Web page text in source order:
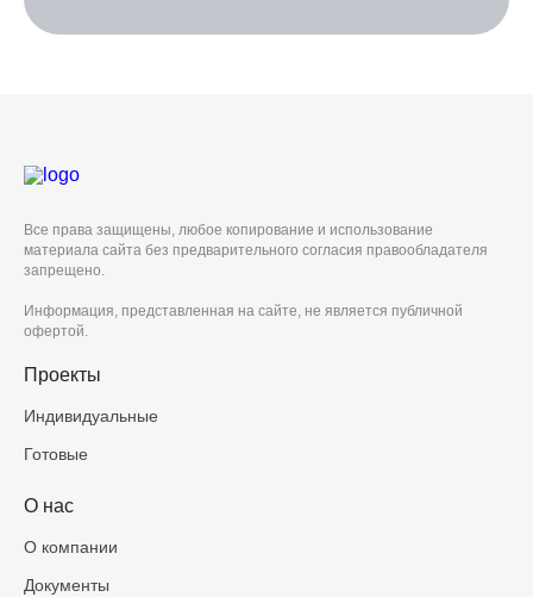
Все права защищены, любое копирование и использование
материала сайта без предварительного согласия правообладателя
запрещено.
Информация, представленная на сайте, не является публичной
офертой.
Проекты
Индивидуальные
Готовые
О нас
О компании
Документы